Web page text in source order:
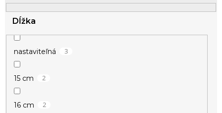
k
t
v
Dĺžka
nastaviteľná 3
15 cm 2
16 cm 2